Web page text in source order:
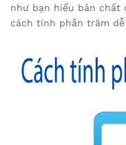
như bạn hiểu bản chất
cách tính phần trăm